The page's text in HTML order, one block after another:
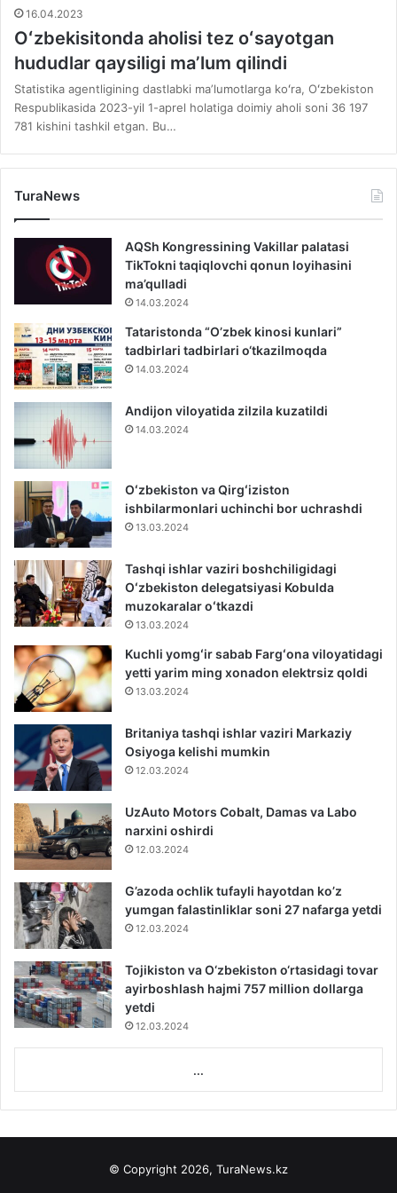
16.04.2023
Oʻzbekisitonda aholisi tez oʻsayotgan
hududlar qaysiligi maʼlum qilindi
Statistika agentligining dastlabki maʼlumotlarga koʻra, Oʻzbekiston
Respublikasida 2023-yil 1-aprel holatiga doimiy aholi soni 36 197
781 kishini tashkil etgan. Bu…
TuraNews
AQSh Kongressining Vakillar palatasi
TikTokni taqiqlovchi qonun loyihasini
ma’qulladi
14.03.2024
Tataristonda “O’zbek kinosi kunlari”
tadbirlari tadbirlari o‘tkazilmoqda
14.03.2024
Andijon viloyatida zilzila kuzatildi
14.03.2024
Oʻzbekiston va Qirgʻiziston
ishbilarmonlari uchinchi bor uchrashdi
13.03.2024
Tashqi ishlar vaziri boshchiligidagi
Oʻzbekiston delegatsiyasi Kobulda
muzokaralar oʻtkazdi
13.03.2024
Kuchli yomgʻir sabab Fargʻona viloyatidagi
yetti yarim ming xonadon elektrsiz qoldi
13.03.2024
Britaniya tashqi ishlar vaziri Markaziy
Osiyoga kelishi mumkin
12.03.2024
UzAuto Motors Cobalt, Damas va Labo
narxini oshirdi
12.03.2024
G’azoda ochlik tufayli hayotdan ko’z
yumgan falastinliklar soni 27 nafarga yetdi
12.03.2024
Tojikiston va O‘zbekiston o‘rtasidagi tovar
ayirboshlash hajmi 757 million dollarga
yetdi
12.03.2024
...
© Copyright 2026, TuraNews.kz